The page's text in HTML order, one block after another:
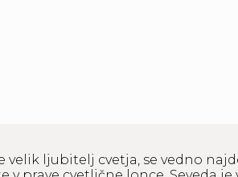
ljubitelj cvetja, se vedno